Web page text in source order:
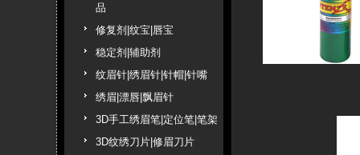
品
修复剂|纹宝|唇宝
稳定剂|辅助剂
纹眉针|绣眉针|针帽|针嘴
绣眉|漂唇|飘眉针
3D手工绣眉笔|定位笔|笔架
3D纹绣刀片|修眉刀片